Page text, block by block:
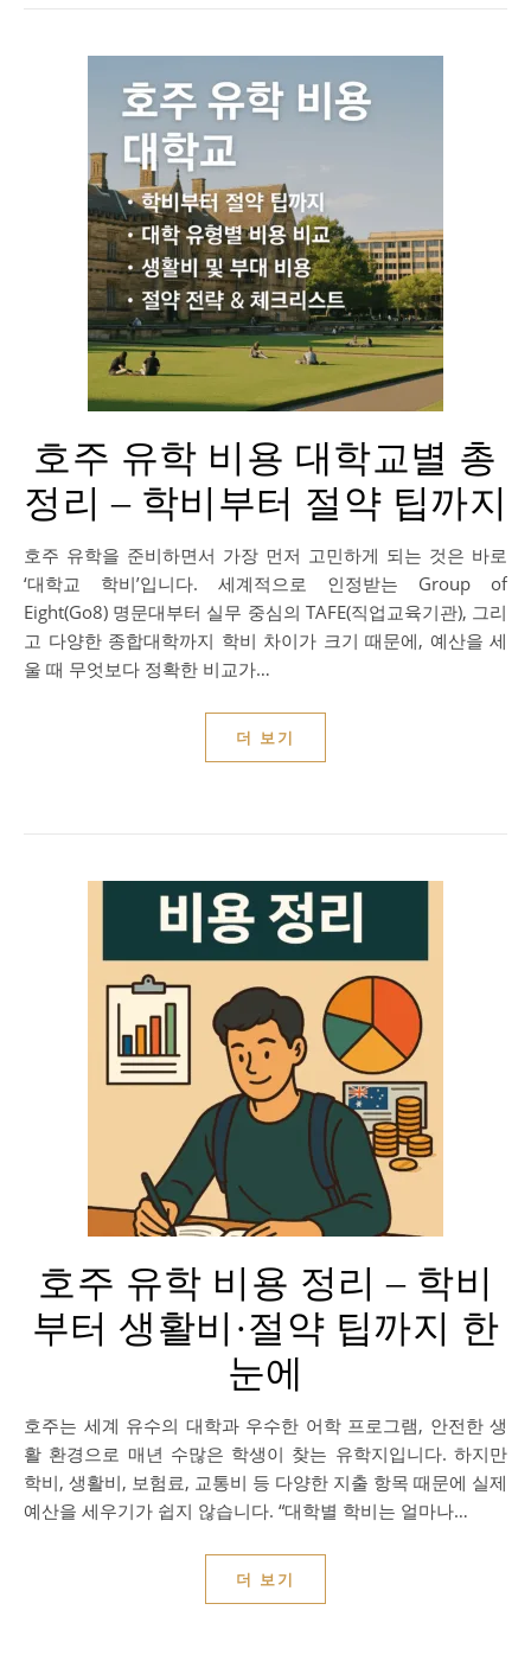
호주 유학 비용 대학교별 총
정리 – 학비부터 절약 팁까지
호주 유학을 준비하면서 가장 먼저 고민하게 되는 것은 바로
‘대학교 학비’입니다. 세계적으로 인정받는 Group of
Eight(Go8) 명문대부터 실무 중심의 TAFE(직업교육기관), 그리
고 다양한 종합대학까지 학비 차이가 크기 때문에, 예산을 세
울 때 무엇보다 정확한 비교가…
더 보기
호주 유학 비용 정리 – 학비
부터 생활비·절약 팁까지 한
눈에
호주는 세계 유수의 대학과 우수한 어학 프로그램, 안전한 생
활 환경으로 매년 수많은 학생이 찾는 유학지입니다. 하지만
학비, 생활비, 보험료, 교통비 등 다양한 지출 항목 때문에 실제
예산을 세우기가 쉽지 않습니다. “대학별 학비는 얼마나…
더 보기